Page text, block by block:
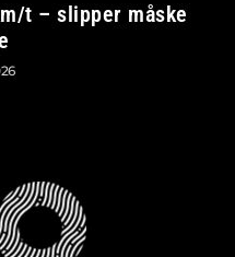
t – slipper måske